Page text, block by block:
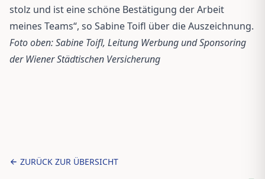
stolz und ist eine schöne Bestätigung der Arbeit
meines Teams“, so Sabine Toifl über die Auszeichnung.
Foto oben: Sabine Toifl, Leitung Werbung und Sponsoring
der Wiener Städtischen Versicherung
ZURÜCK ZUR ÜBERSICHT